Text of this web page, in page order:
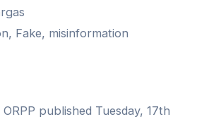
published Tuesday, 17th
Fake, misinformation